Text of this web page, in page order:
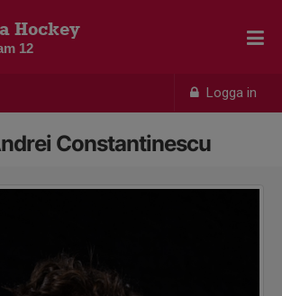
Logga in
Hockey
12
Constantinescu